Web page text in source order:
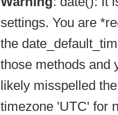
settings. You are
the
those methods and
likely misspelled
timezone 'UTC' for